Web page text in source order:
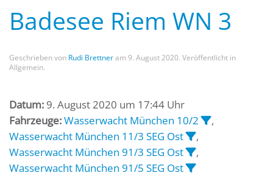
Badesee Riem WN 3
Geschrieben von Rudi Brettneram 9. August 2020. Veröffentlicht in
Allgemein.
Datum: 9. August 2020 um 17:44 Uhr
Fahrzeuge:Wasserwacht München 10/2
,
Wasserwacht München 11/3 SEG Ost
,
Wasserwacht München 91/3 SEG Ost
,
Wasserwacht München 91/5 SEG Ost